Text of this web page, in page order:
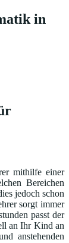
in
mithilfe einer
Bereichen
jedoch schon
sorgt immer
passt der
an Ihr Kind an
anstehenden